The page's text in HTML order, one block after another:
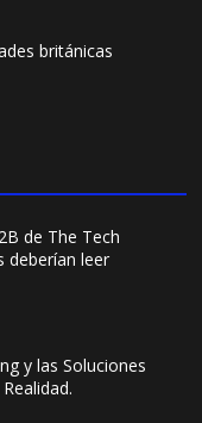
británicas
de The Tech
deberían leer
y las Soluciones